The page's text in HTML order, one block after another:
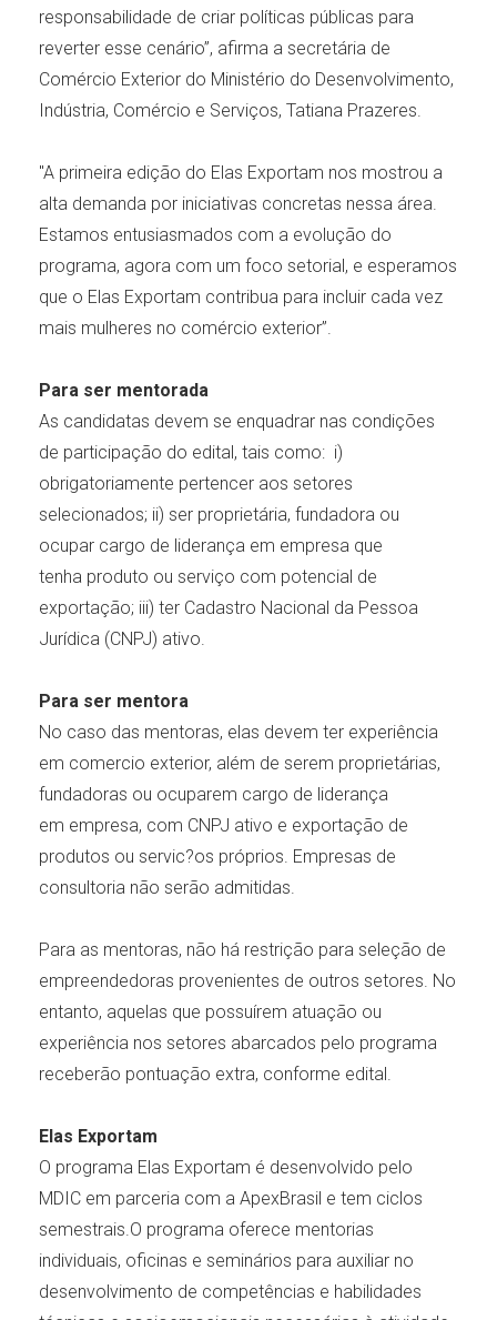
responsabilidade de criar políticas públicas para
reverter esse cenário”, afirma a secretária de
Comércio Exterior do Ministério do Desenvolvimento,
Indústria, Comércio e Serviços, Tatiana Prazeres.
"A primeira edição do Elas Exportam nos mostrou a
alta demanda por iniciativas concretas nessa área.
Estamos entusiasmados com a evolução do
programa, agora com um foco setorial, e esperamos
que o Elas Exportam contribua para incluir cada vez
mais mulheres no comércio exterior”.
Para ser mentorada
As candidatas devem se enquadrar nas condições
de participação do edital, tais como: i)
obrigatoriamente pertencer aos setores
selecionados; ii) ser proprietária, fundadora ou
ocupar cargo de liderança em empresa que
tenha produto ou serviço com potencial de
exportação; iii) ter Cadastro Nacional da Pessoa
Jurídica (CNPJ) ativo.
Para ser mentora
No caso das mentoras, elas devem ter experiência
em comercio exterior, além de serem proprietárias,
fundadoras ou ocuparem cargo de liderança
em empresa, com CNPJ ativo e exportação de
produtos ou servic?os próprios. Empresas de
consultoria não serão admitidas.
Para as mentoras, não há restrição para seleção de
empreendedoras provenientes de outros setores. No
entanto, aquelas que possuírem atuação ou
experiência nos setores abarcados pelo programa
receberão pontuação extra, conforme edital.
Elas Exportam
O programa Elas Exportam é desenvolvido pelo
MDIC em parceria com a ApexBrasil e tem ciclos
semestrais.O programa oferece mentorias
individuais, oficinas e seminários para auxiliar no
desenvolvimento de competências e habilidades